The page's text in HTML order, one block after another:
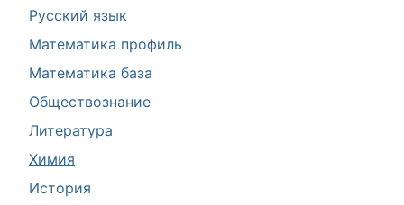
Русский язык
Математика профиль
Математика база
Обществознание
Литература
Химия
История